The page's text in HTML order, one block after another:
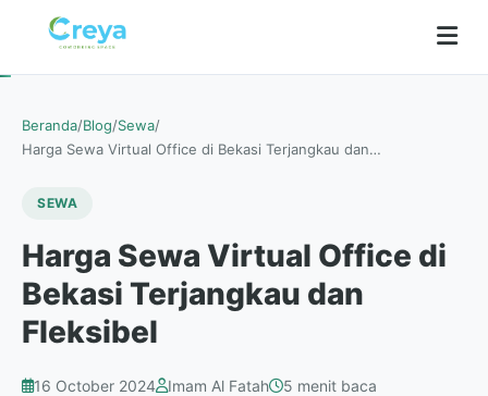
Beranda/Blog/Sewa/
Harga Sewa Virtual Office di Bekasi Terjangkau dan…
SEWA
Harga Sewa Virtual Office di
Bekasi Terjangkau dan
Fleksibel
16 October 2024 Imam Al Fatah 5 menit baca